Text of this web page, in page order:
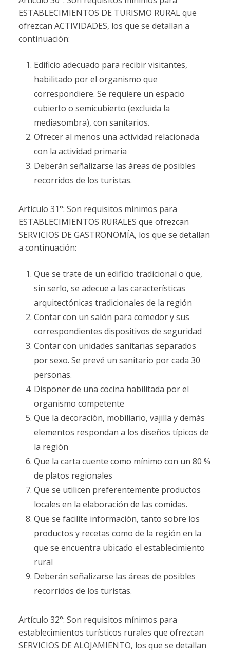
ESTABLECIMIENTOS DE TURISMO RURAL que
ofrezcan ACTIVIDADES, los que se detallan a
continuación:
Edificio adecuado para recibir visitantes,
habilitado por el organismo que
correspondiere. Se requiere un espacio
cubierto o semicubierto (excluida la
mediasombra), con sanitarios.
Ofrecer al menos una actividad relacionada
con la actividad primaria
Deberán señalizarse las áreas de posibles
recorridos de los turistas.
Artículo 31°: Son requisitos mínimos para
ESTABLECIMIENTOS RURALES que ofrezcan
SERVICIOS DE GASTRONOMÍA, los que se detallan
a continuación:
Que se trate de un edificio tradicional o que,
sin serlo, se adecue a las características
arquitectónicas tradicionales de la región
Contar con un salón para comedor y sus
correspondientes dispositivos de seguridad
Contar con unidades sanitarias separados
por sexo. Se prevé un sanitario por cada 30
personas.
Disponer de una cocina habilitada por el
organismo competente
Que la decoración, mobiliario, vajilla y demás
elementos respondan a los diseños típicos de
la región
Que la carta cuente como mínimo con un 80 %
de platos regionales
Que se utilicen preferentemente productos
locales en la elaboración de las comidas.
Que se facilite información, tanto sobre los
productos y recetas como de la región en la
que se encuentra ubicado el establecimiento
rural
Deberán señalizarse las áreas de posibles
recorridos de los turistas.
Artículo 32°: Son requisitos mínimos para
establecimientos turísticos rurales que ofrezcan
SERVICIOS DE ALOJAMIENTO, los que se detallan